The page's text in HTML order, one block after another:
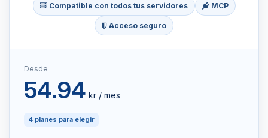
Compatible con todos tus servidores MCP
Acceso seguro
Desde
54.94 kr / mes
4 planes para elegir